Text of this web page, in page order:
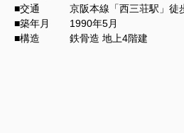
■交通 京阪本線「西三荘駅」徒
■築年月 1990年5月
■構造 鉄骨造 地上4階建